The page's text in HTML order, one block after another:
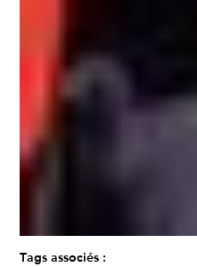
Tags associés :